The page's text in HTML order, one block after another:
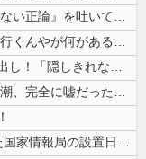
【画像】 全身入れ墨の彫り師、『とんでもない正論』を吐いて30万再生さ...
【悲報】 明日、飛田給とかいう謎の場所に行くんやが何があるんや????...
【最新画像】 tuki.(17)、ハワイでほぼ全部出し！「隠しきれない...
【恐怖】 家族葬・一日葬なら安いという風潮、完全に嘘だった・・・・
（ ´_ゝ`）中国「高市政権が法制化を進めた国家情報局の設置日が7月3...